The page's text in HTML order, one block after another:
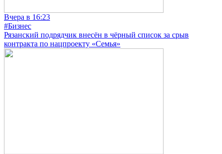
Вчера в 16:23
#Бизнес
Рязанский подрядчик внесён в чёрный список за срыв
контракта по нацпроекту «Семья»